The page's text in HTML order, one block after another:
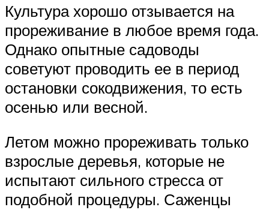
Культура хорошо отзывается на
прореживание в любое время года.
Однако опытные садоводы
советуют проводить ее в период
остановки сокодвижения, то есть
осенью или весной.
Летом можно прореживать только
взрослые деревья, которые не
испытают сильного стресса от
подобной процедуры. Саженцы